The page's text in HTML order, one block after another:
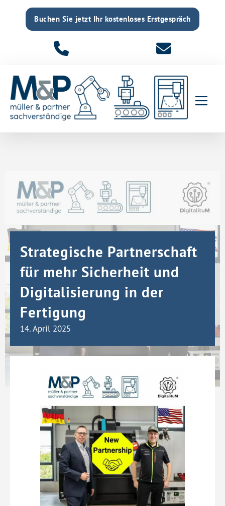
Buchen Sie jetzt Ihr kostenloses Erstgespräch
Strategische Partnerschaft
für mehr Sicherheit und
Digitalisierung in der
Fertigung
14. April 2025